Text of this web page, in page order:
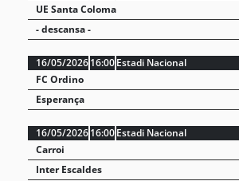
UE Santa Coloma
- descansa -
16/05/202616:00Estadi Nacional
FC Ordino
Esperança
16/05/202616:00Estadi Nacional
Carroi
Inter Escaldes